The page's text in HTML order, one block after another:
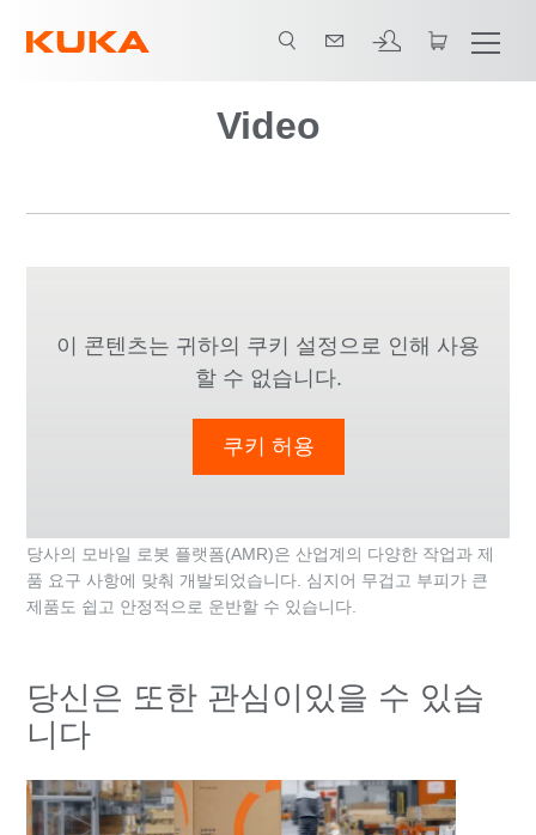
동영상
Video
이 콘텐츠는 귀하의 쿠키 설정으로 인해 사용
할 수 없습니다.
쿠키 허용
당사의 모바일 로봇 플랫폼(AMR)은 산업계의 다양한 작업과 제
품 요구 사항에 맞춰 개발되었습니다. 심지어 무겁고 부피가 큰
제품도 쉽고 안정적으로 운반할 수 있습니다.
당신은 또한 관심이있을 수 있습
니다